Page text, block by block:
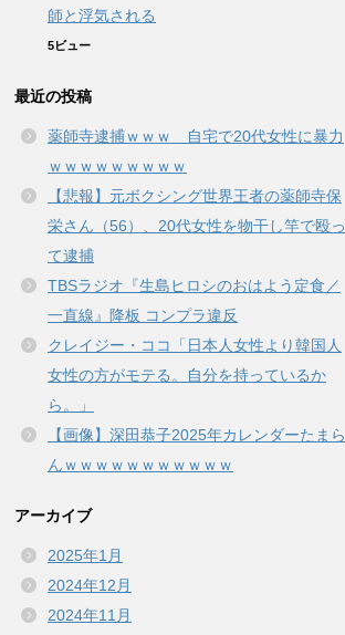
師と浮気される
5ビュー
最近の投稿
薬師寺逮捕ｗｗｗ 自宅で20代女性に暴力
ｗｗｗｗｗｗｗｗｗ
【悲報】元ボクシング世界王者の薬師寺保
栄さん（56）、20代女性を物干し竿で殴っ
て逮捕
TBSラジオ『生島ヒロシのおはよう定食／
一直線』降板 コンプラ違反
クレイジー・ココ「日本人女性より韓国人
女性の方がモテる。自分を持っているか
ら。」
【画像】深田恭子2025年カレンダーたまら
んｗｗｗｗｗｗｗｗｗｗｗ
アーカイブ
2025年1月
2024年12月
2024年11月